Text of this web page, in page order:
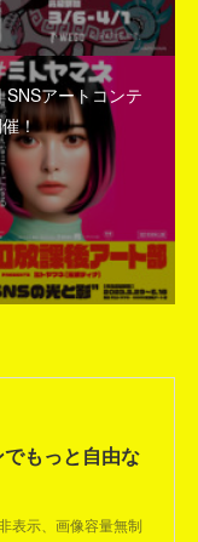
SNSアートコンテ
！
もっと自由な
表示、画像容量無制